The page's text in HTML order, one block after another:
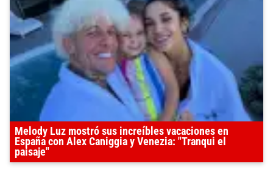
Melody Luz mostró sus increíbles vacaciones en
España con Alex Caniggia y Venezia: "Tranqui el
paisaje"